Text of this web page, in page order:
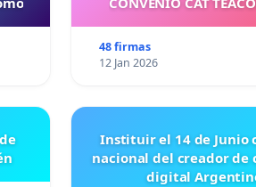
48 firmas
12 Jan 2026
Instituir el 14 de Junio
nacional del creador de
digital